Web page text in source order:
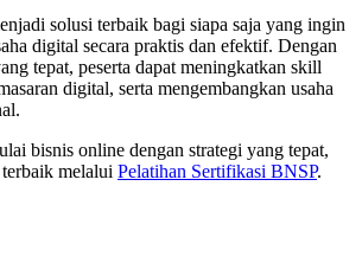
solusi terbaik bagi siapa saja yang ingin
digital secara praktis dan efektif. Dengan
tepat, peserta dapat meningkatkan skill
digital, serta mengembangkan usaha
bisnis online dengan strategi yang tepat,
melalui Pelatihan Sertifikasi BNSP.